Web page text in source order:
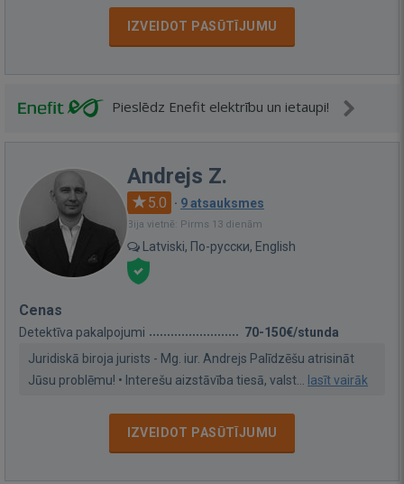
IZVEIDOT PASŪTĪJUMU
Pieslēdz Enefit elektrību un ietaupi!
Andrejs Z.
5.0 · 9 atsauksmes
Bija vietnē: Pirms 13 dienām
Latviski, По-русски, English
Cenas
Detektīva pakalpojumi
70-150€/stunda
Juridiskā biroja jurists - Mg. iur. Andrejs Palīdzēšu atrisināt
Jūsu problēmu! • Interešu aizstāvība tiesā, valst... lasīt vairāk
IZVEIDOT PASŪTĪJUMU